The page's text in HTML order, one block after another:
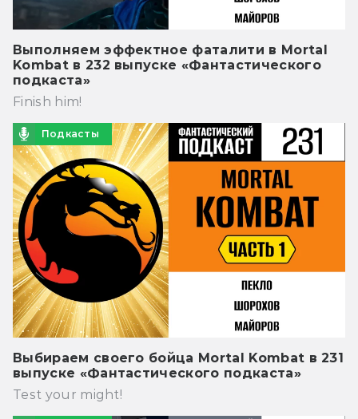
Выполняем эффектное фаталити в Mortal
Kombat в 232 выпуске «Фантастического
подкаста»
Finish him!
Подкасты
Выбираем своего бойца Mortal Kombat в 231
выпуске «Фантастического подкаста»
Test your might!